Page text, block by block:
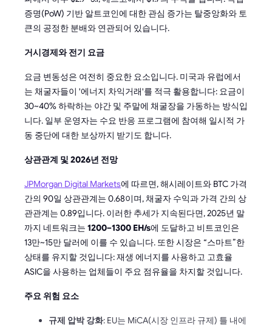
증명(PoW) 기반 알트코인에 대한 관심 증가는 탈중앙화와 토
큰의 공정한 분배와 연관되어 있습니다.
거시경제와 전기 요금
요금 변동성은 여전히 중요한 요소입니다. 미국과 유럽에서
는 채굴자들이 '에너지 차익거래'를 적극 활용합니다: 요금이
30~40% 하락하는 야간 및 주말에 채굴장을 가동하는 방식입
니다. 일부 운영자는 수요 반응 프로그램에 참여해 일시적 가
동 중단에 대한 보상까지 받기도 합니다.
상관관계 및 2026년 전망
JPMorgan Digital Markets에 따르면, 해시레이트와 BTC 가격
간의 90일 상관관계는 0.68이며, 채굴자 수익과 가격 간의 상
관관계는 0.89입니다. 이러한 추세가 지속된다면, 2025년 말
까지 네트워크는 1200–1300 EH/s에 도달하고 비트코인은
13만~15만 달러에 이를 수 있습니다. 또한 시장은 “스마트”한
상태를 유지할 것입니다: 재생 에너지를 사용하고 고효율
ASIC을 사용하는 업체들이 주요 점유율을 차지할 것입니다.
주요 위험 요소
규제 압박 강화: EU는 MiCA(시장 인프라 규제) 틀 내에